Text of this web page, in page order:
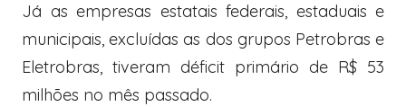
Já as empresas estatais federais, estaduais e
municipais, excluídas as dos grupos Petrobras e
Eletrobras, tiveram déficit primário de R$ 53
milhões no mês passado.